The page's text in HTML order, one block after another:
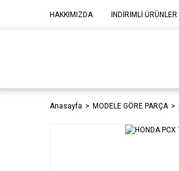
HAKKIMIZDA İNDİRİMLİ ÜRÜNLER
Anasayfa MODELE GÖRE PARÇA